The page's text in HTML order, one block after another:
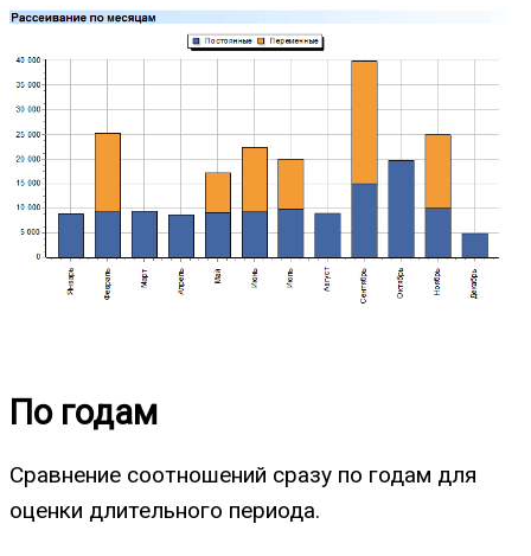
По годам
Сравнение соотношений сразу по годам для
оценки длительного периода.